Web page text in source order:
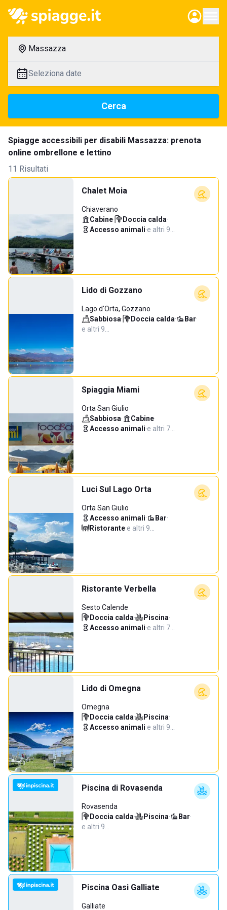
Massazza
Seleziona date
Cerca
Spiagge accessibili per disabili Massazza: prenota
online ombrellone e lettino
11 Risultati
Chalet Moia
Chiaverano
Cabine· Doccia calda·
Accesso animali·e altri 9…
Lido di Gozzano
Lago d'Orta, Gozzano
Sabbiosa· Doccia calda· Bar·
e altri 9…
Spiaggia Miami
Orta San Giulio
Sabbiosa· Cabine·
Accesso animali·e altri 7…
Luci Sul Lago Orta
Orta San Giulio
Accesso animali· Bar·
Ristorante·e altri 9…
Ristorante Verbella
Sesto Calende
Doccia calda· Piscina·
Accesso animali·e altri 7…
Lido di Omegna
Omegna
Doccia calda· Piscina·
Accesso animali·e altri 9…
Piscina di Rovasenda
Rovasenda
Doccia calda· Piscina· Bar·
e altri 9…
Piscina Oasi Galliate
Galliate